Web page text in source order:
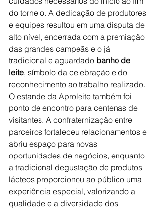
do torneio. A dedicação de produtores
e equipes resultou em uma disputa de
alto nível, encerrada com a premiação
das grandes campeãs e o já
tradicional e aguardado banho de
leite, símbolo da celebração e do
reconhecimento ao trabalho realizado.
O estande da Aproleite também foi
ponto de encontro para centenas de
visitantes. A confraternização entre
parceiros fortaleceu relacionamentos e
abriu espaço para novas
oportunidades de negócios, enquanto
a tradicional degustação de produtos
lácteos proporcionou ao público uma
experiência especial, valorizando a
qualidade e a diversidade dos